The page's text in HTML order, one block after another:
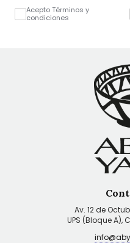
Acepto Términos y
condiciones
Av. 12 de
UPS (Bloque A),